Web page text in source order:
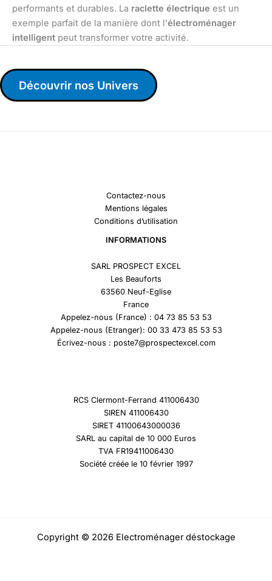
performants et durables. La raclette électrique est un
exemple parfait de la manière dont l’électroménager
intelligent peut transformer votre activité.
Découvrir nos Univers
Contactez-nous
Mentions légales
Conditions d’utilisation
INFORMATIONS
SARL PROSPECT EXCEL
Les Beauforts
63560 Neuf-Eglise
France
Appelez-nous (France) : 04 73 85 53 53
Appelez-nous (Etranger): 00 33 473 85 53 53
Écrivez-nous : poste7@prospectexcel.com
RCS Clermont-Ferrand 411006430
SIREN 411006430
SIRET 41100643000036
SARL au capital de 10 000 Euros
TVA FR19411006430
Société créée le 10 février 1997
Copyright © 2026 Electroménager déstockage